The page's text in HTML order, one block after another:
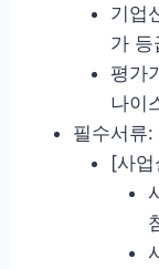
기업
가 등
평가
나이
필수서류:
[사